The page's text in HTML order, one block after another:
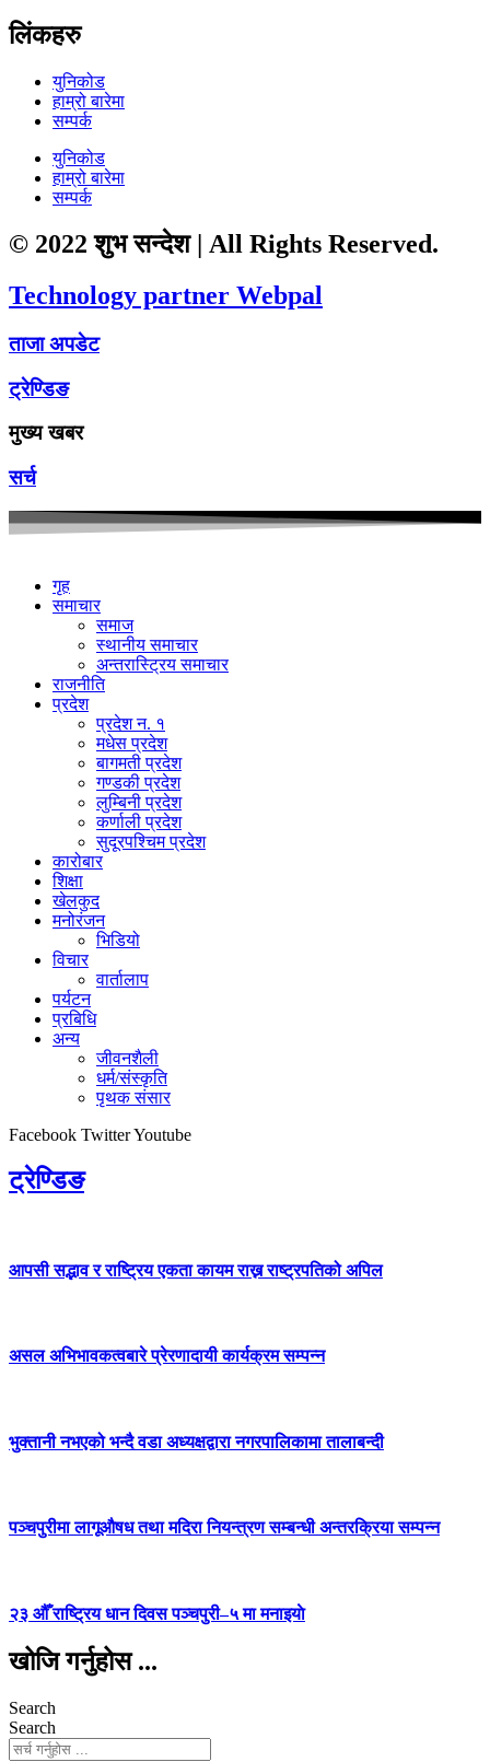
लिंकहरु
युनिकोड
हाम्रो बारेमा
सम्पर्क
युनिकोड
हाम्रो बारेमा
सम्पर्क
© 2022 शुभ सन्देश | All Rights Reserved.
Technology partner Webpal
ताजा अपडेट
ट्रेण्डिङ
मुख्य खबर
सर्च
गृह
समाचार
समाज
स्थानीय समाचार
अन्तरास्ट्रिय समाचार
राजनीति
प्रदेश
प्रदेश न. १
मधेस प्रदेश
बागमती प्रदेश
गण्डकी प्रदेश
लुम्बिनी प्रदेश
कर्णाली प्रदेश
सुदूरपश्चिम प्रदेश
कारोबार
शिक्षा
खेलकुद
मनोरंजन
भिडियो
विचार
वार्तालाप
पर्यटन
प्रबिधि
अन्य
जीवनशैली
धर्म/संस्कृति
पृथक संसार
Facebook TwitterYoutube
ट्रेण्डिङ
आपसी सद्भाव र राष्ट्रिय एकता कायम राख्न राष्ट्रपतिको अपिल
असल अभिभावकत्वबारे प्रेरणादायी कार्यक्रम सम्पन्न
भुक्तानी नभएको भन्दै वडा अध्यक्षद्वारा नगरपालिकामा तालाबन्दी
पञ्चपुरीमा लागूऔषध तथा मदिरा नियन्त्रण सम्बन्धी अन्तरक्रिया सम्पन्न
२३ औँ राष्ट्रिय धान दिवस पञ्चपुरी–५ मा मनाइयाे
खोजि गर्नुहोस ...
Search
Search